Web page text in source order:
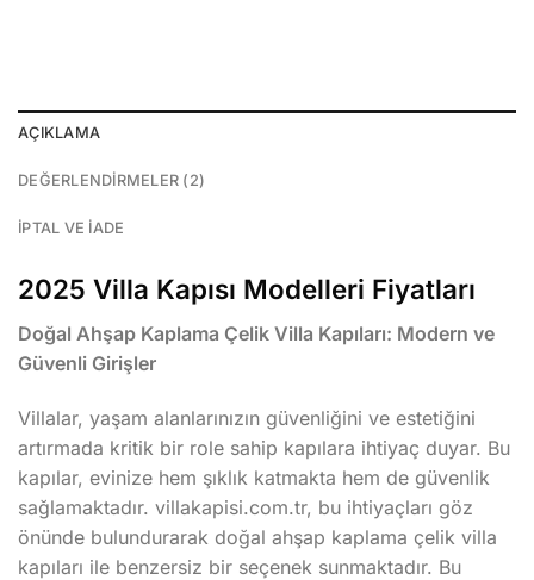
AÇIKLAMA
DEĞERLENDIRMELER (2)
İPTAL VE İADE
2025 Villa Kapısı Modelleri Fiyatları
Doğal Ahşap Kaplama Çelik Villa Kapıları: Modern ve
Güvenli Girişler
Villalar, yaşam alanlarınızın güvenliğini ve estetiğini
artırmada kritik bir role sahip kapılara ihtiyaç duyar. Bu
kapılar, evinize hem şıklık katmakta hem de güvenlik
sağlamaktadır. villakapisi.com.tr, bu ihtiyaçları göz
önünde bulundurarak doğal ahşap kaplama çelik villa
kapıları ile benzersiz bir seçenek sunmaktadır. Bu